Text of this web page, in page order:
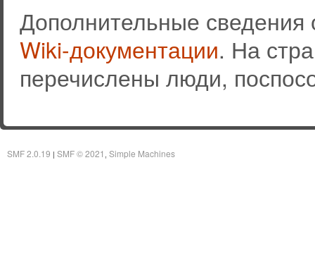
Дополнительные
Wiki-документации. На
перечислены люди,
SMF 2.0.19 | SMF © 2021 Simple Machines